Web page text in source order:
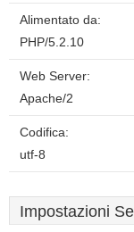
Alimentato da:
PHP/5.2.10
Web Server:
Apache/2
Codifica:
utf-8
Impostazioni